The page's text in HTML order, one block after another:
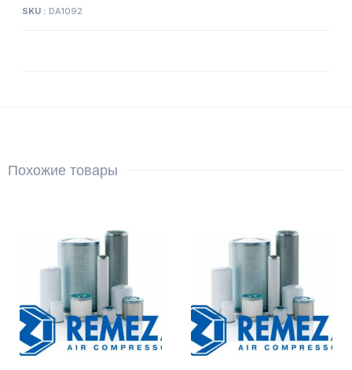
SKU : DA1092
Похожие товары